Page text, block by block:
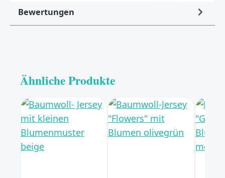
Bewertungen
Ähnliche Produkte